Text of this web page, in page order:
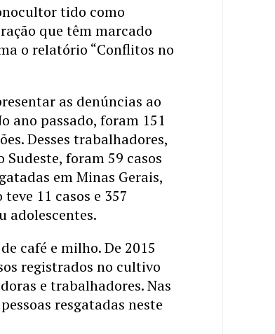
tido como
que têm marcado
o relatório “Conflitos no
as denúncias ao
ano passado, foram 151
Desses trabalhadores,
Sudeste, foram 59 casos
em Minas Gerais,
11 casos e 357
adolescentes.
café e milho. De 2015
registrados no cultivo
e trabalhadores. Nas
resgatadas neste